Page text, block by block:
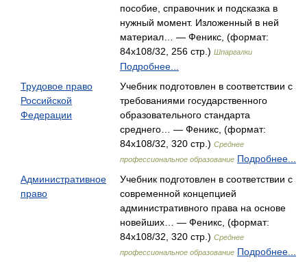
пособие, справочник и подсказка в
нужный момент. Изложенный в ней
материал… — Феникс, (формат:
84x108/32, 256 стр.) Шпаргалки
Подробнее...
Трудовое право
Российской
Федерации
Учебник подготовлен в соответствии с
требованиями государственного
образовательного стандарта
среднего… — Феникс, (формат:
84x108/32, 320 стр.) Среднее
профессиональное образование Подробнее...
Административное
право
Учебник подготовлен в соответствии с
современной концепцией
административного права на основе
новейших… — Феникс, (формат:
84x108/32, 320 стр.) Среднее
профессиональное образование Подробнее...